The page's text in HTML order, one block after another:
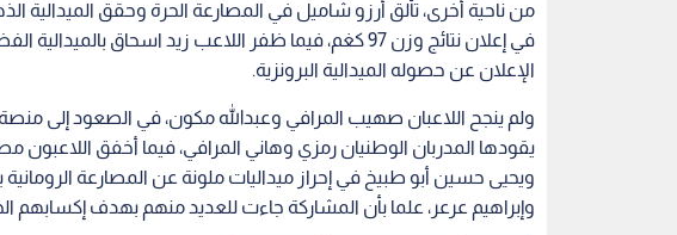
الإعلان عن حصوله الميدالية البرونزية.
ولم ينجح اللاعبان صهيب المرافي وعبدالله مكون، في الصعود إلى
يقودها المدربان الوطنيان رمزي وهاني المرافي، فيما أخفق
ويحيى حسين أبو طبيخ في إحراز ميداليات ملونة عن المصارعة الرومانية
وإبراهيم عرعر، علما بأن المشاركة جاءت للعديد منهم بهدف